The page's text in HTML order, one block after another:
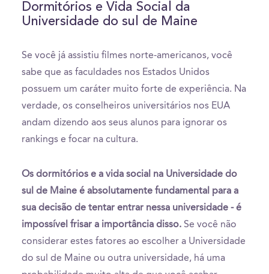
Dormitórios e Vida Social da
Universidade do sul de Maine
Se você já assistiu filmes norte-americanos, você
sabe que as faculdades nos Estados Unidos
possuem um caráter muito forte de experiência. Na
verdade, os conselheiros universitários nos EUA
andam dizendo aos seus alunos para ignorar os
rankings e focar na cultura.
Os dormitórios e a vida social na Universidade do
sul de Maine é absolutamente fundamental para a
sua decisão de tentar entrar nessa universidade - é
impossível frisar a importância disso. Se você não
considerar estes fatores ao escolher a Universidade
do sul de Maine ou outra universidade, há uma